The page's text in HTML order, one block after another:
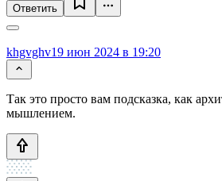
Ответить
khgvghv19 июн 2024 в 19:20
Так это просто вам подсказка, как
мышлением.